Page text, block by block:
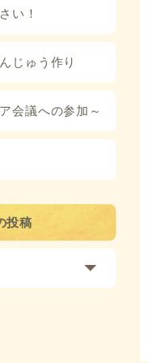
い！
じゅう作り
会議への参加～
投稿